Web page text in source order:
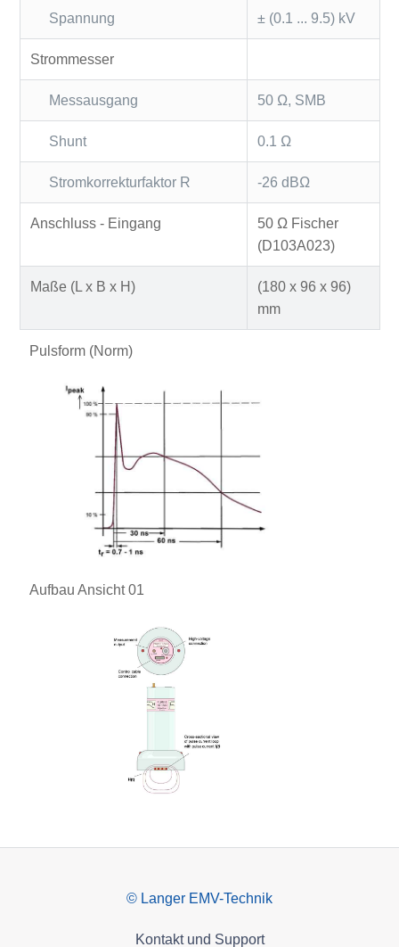
Spannung ± (0.1 ... 9.5) kV
Strommesser
Messausgang 50 Ω, SMB
Shunt 0.1 Ω
Stromkorrekturfaktor R -26 dBΩ
Anschluss - Eingang
50 Ω Fischer
(D103A023)
Maße (L x B x H)
(180 x 96 x 96)
mm
Pulsform (Norm)
Aufbau Ansicht 01
© Langer EMV-Technik
Kontakt und Support